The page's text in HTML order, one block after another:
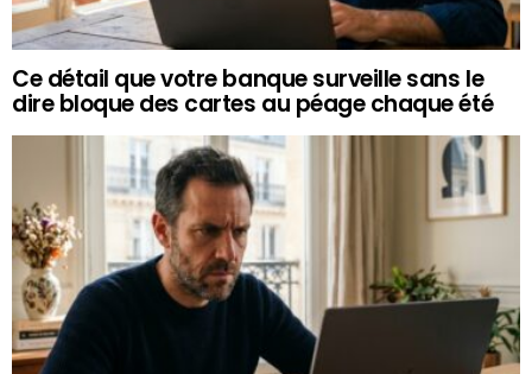
Ce détail que votre banque surveille sans le
dire bloque des cartes au péage chaque été